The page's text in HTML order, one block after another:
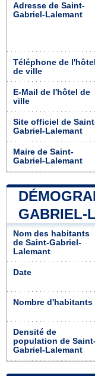
Adresse de Saint-
Gabriel-Lalemant
Téléphone de l'hôtel
de ville
E-Mail de l'hôtel de
ville
Site officiel de
Gabriel-Lalemant
Maire de Saint-
Gabriel-Lalemant
GABRIEL-
Nom des habitants
de Saint-Gabriel-
Lalemant
Date
Nombre d'habitants
Densité de
population de
Gabriel-Lalemant